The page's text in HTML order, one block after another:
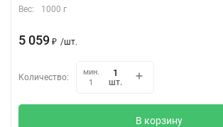
Вес:
1000 г
5 059 ₽ /шт.
Количество:
мин.
1
шт.
В корзину